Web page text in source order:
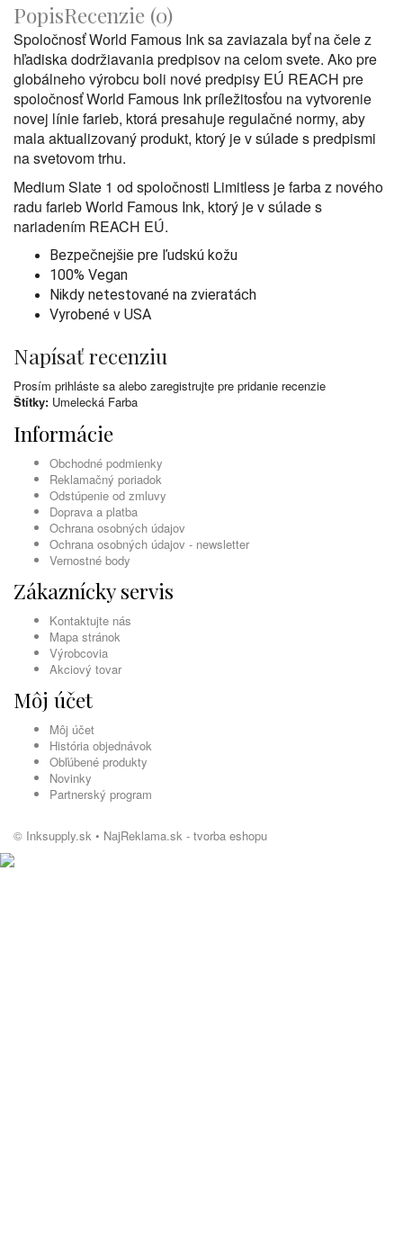
PopisRecenzie (0)
Spoločnosť World Famous Ink sa zaviazala byť na čele z
hľadiska dodržiavania predpisov na celom svete. Ako pre
globálneho výrobcu boli nové predpisy EÚ REACH pre
spoločnosť World Famous Ink príležitosťou na vytvorenie
novej línie farieb, ktorá presahuje regulačné normy, aby
mala aktualizovaný produkt, ktorý je v súlade s predpismi
na svetovom trhu.
Medium Slate 1 od spoločnosti Limitless je farba z nového
radu farieb World Famous Ink, ktorý je v súlade s
nariadením REACH EÚ.
Bezpečnejšie pre ľudskú kožu
100% Vegan
Nikdy netestované na zvieratách
Vyrobené v USA
Napísať recenziu
Prosím prihláste sa alebo zaregistrujte pre pridanie recenzie
Štítky: Umelecká Farba
Informácie
Obchodné podmienky
Reklamačný poriadok
Odstúpenie od zmluvy
Doprava a platba
Ochrana osobných údajov
Ochrana osobných údajov - newsletter
Vernostné body
Zákaznícky servis
Kontaktujte nás
Mapa stránok
Výrobcovia
Akciový tovar
Môj účet
Môj účet
História objednávok
Obľúbené produkty
Novinky
Partnerský program
© Inksupply.sk • NajReklama.sk - tvorba eshopu